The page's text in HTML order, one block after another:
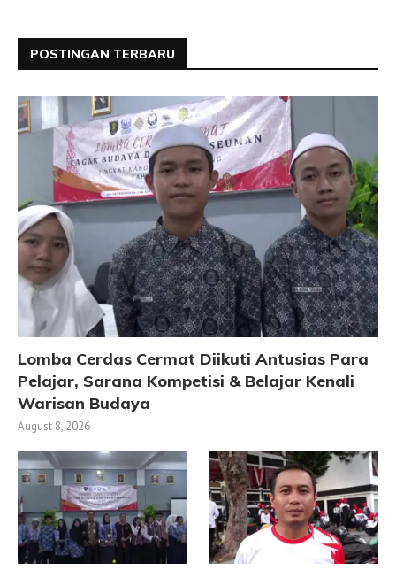
POSTINGAN TERBARU
Lomba Cerdas Cermat Diikuti Antusias Para
Pelajar, Sarana Kompetisi & Belajar Kenali
Warisan Budaya
August 8, 2026